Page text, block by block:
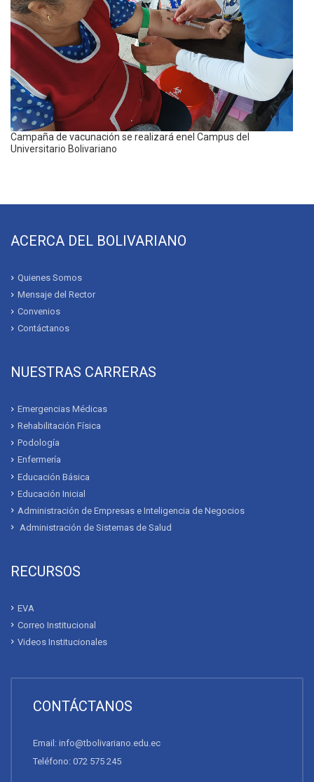
Campaña de vacunación se realizará enel Campus del
Universitario Bolivariano
ACERCA DEL BOLIVARIANO
Quienes Somos
Mensaje del Rector
Convenios
Contáctanos
NUESTRAS CARRERAS
Emergencias Médicas
Rehabilitación Física
Podología
Enfermería
Educación Básica
Educación Inicial
Administración de Empresas e Inteligencia de Negocios
Administración de Sistemas de Salud
RECURSOS
EVA
Correo Institucional
Videos Institucionales
CONTÁCTANOS
Email: info@tbolivariano.edu.ec
Teléfono: 072 575 245